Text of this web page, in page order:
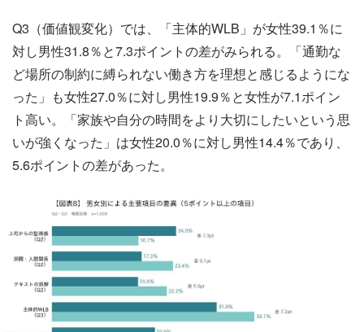
Q3（価値観変化）では、「主体的WLB」が女性39.1％に
対し男性31.8％と7.3ポイントの差がみられる。「通勤な
ど場所の制約に縛られない働き方を理想と感じるようにな
った」も女性27.0％に対し男性19.9％と女性が7.1ポイン
ト高い。「家族や自分の時間をより大切にしたいという思
いが強くなった」は女性20.0％に対し男性14.4％であり、
5.6ポイントの差があった。